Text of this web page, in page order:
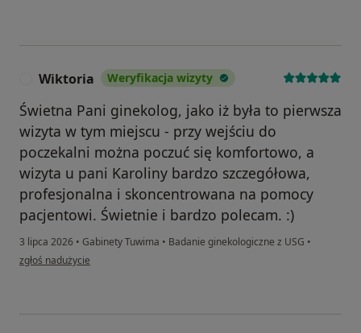
Wiktoria Weryfikacja wizyty
Świetna Pani ginekolog, jako iż była to pierwsza
wizyta w tym miejscu - przy wejściu do
poczekalni można poczuć się komfortowo, a
wizyta u pani Karoliny bardzo szczegółowa,
profesjonalna i skoncentrowana na pomocy
pacjentowi. Świetnie i bardzo polecam. :)
3 lipca 2026 • Gabinety Tuwima • Badanie ginekologiczne z USG •
w opinii użytkownika Wiktoria
zgłoś nadużycie